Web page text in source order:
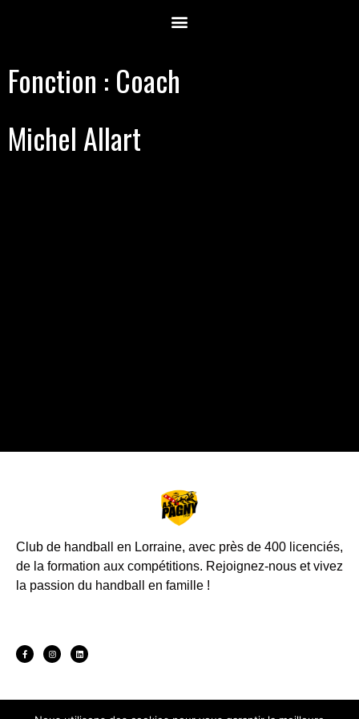
Fonction : Coach
Michel Allart
Club de handball en Lorraine, avec près de 400 licenciés,
de la formation aux compétitions. Rejoignez-nous et vivez
la passion du handball en famille !